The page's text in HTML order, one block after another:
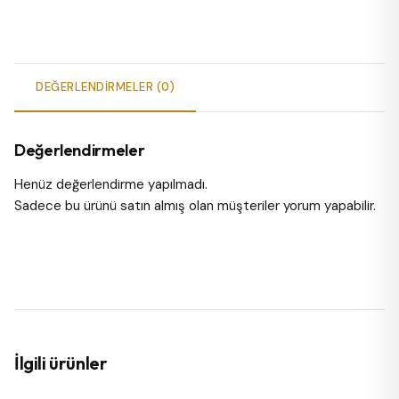
DEĞERLENDIRMELER (0)
Değerlendirmeler
Henüz değerlendirme yapılmadı.
Sadece bu ürünü satın almış olan müşteriler yorum yapabilir.
İlgili ürünler